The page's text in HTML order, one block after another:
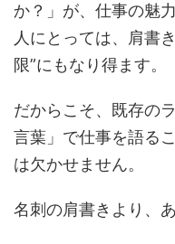
か？」が、仕事の魅
人にとっては、肩書
限”にもなり得ます。
だからこそ、既存の
言葉」で仕事を語る
は欠かせません。
名刺の肩書きより、